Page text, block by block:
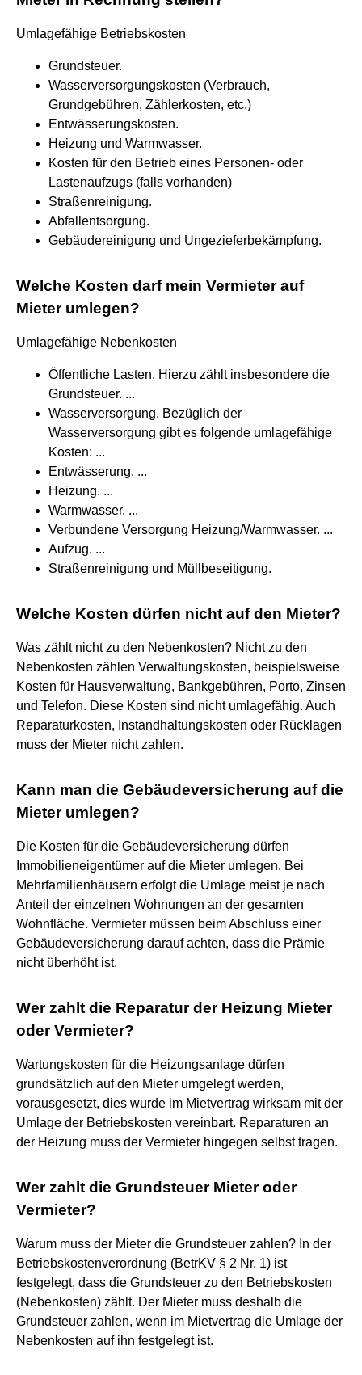
Umlagefähige Betriebskosten
Grundsteuer.
Wasserversorgungskosten (Verbrauch,
Grundgebühren, Zählerkosten, etc.)
Entwässerungskosten.
Heizung und Warmwasser.
Kosten für den Betrieb eines Personen- oder
Lastenaufzugs (falls vorhanden)
Straßenreinigung.
Abfallentsorgung.
Gebäudereinigung und Ungezieferbekämpfung.
Welche Kosten darf mein Vermieter auf
Mieter umlegen?
Umlagefähige Nebenkosten
Öffentliche Lasten. Hierzu zählt insbesondere die
Grundsteuer. ...
Wasserversorgung. Bezüglich der
Wasserversorgung gibt es folgende umlagefähige
Kosten: ...
Entwässerung. ...
Heizung. ...
Warmwasser. ...
Verbundene Versorgung Heizung/Warmwasser. ...
Aufzug. ...
Straßenreinigung und Müllbeseitigung.
Welche Kosten dürfen nicht auf den Mieter?
Was zählt nicht zu den Nebenkosten? Nicht zu den
Nebenkosten zählen Verwaltungskosten, beispielsweise
Kosten für Hausverwaltung, Bankgebühren, Porto, Zinsen
und Telefon. Diese Kosten sind nicht umlagefähig. Auch
Reparaturkosten, Instandhaltungskosten oder Rücklagen
muss der Mieter nicht zahlen.
Kann man die Gebäudeversicherung auf die
Mieter umlegen?
Die Kosten für die Gebäudeversicherung dürfen
Immobilieneigentümer auf die Mieter umlegen. Bei
Mehrfamilienhäusern erfolgt die Umlage meist je nach
Anteil der einzelnen Wohnungen an der gesamten
Wohnfläche. Vermieter müssen beim Abschluss einer
Gebäudeversicherung darauf achten, dass die Prämie
nicht überhöht ist.
Wer zahlt die Reparatur der Heizung Mieter
oder Vermieter?
Wartungskosten für die Heizungsanlage dürfen
grundsätzlich auf den Mieter umgelegt werden,
vorausgesetzt, dies wurde im Mietvertrag wirksam mit der
Umlage der Betriebskosten vereinbart. Reparaturen an
der Heizung muss der Vermieter hingegen selbst tragen.
Wer zahlt die Grundsteuer Mieter oder
Vermieter?
Warum muss der Mieter die Grundsteuer zahlen? In der
Betriebskostenverordnung (BetrKV § 2 Nr. 1) ist
festgelegt, dass die Grundsteuer zu den Betriebskosten
(Nebenkosten) zählt. Der Mieter muss deshalb die
Grundsteuer zahlen, wenn im Mietvertrag die Umlage der
Nebenkosten auf ihn festgelegt ist.